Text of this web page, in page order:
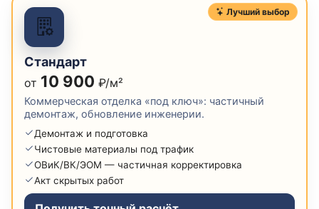
Лучший выбор
Стандарт
от 10 900 ₽/м²
Коммерческая отделка «под ключ»: частичный
демонтаж, обновление инженерии.
Демонтаж и подготовка
Чистовые материалы под трафик
ОВиК/ВК/ЭОМ — частичная корректировка
Акт скрытых работ